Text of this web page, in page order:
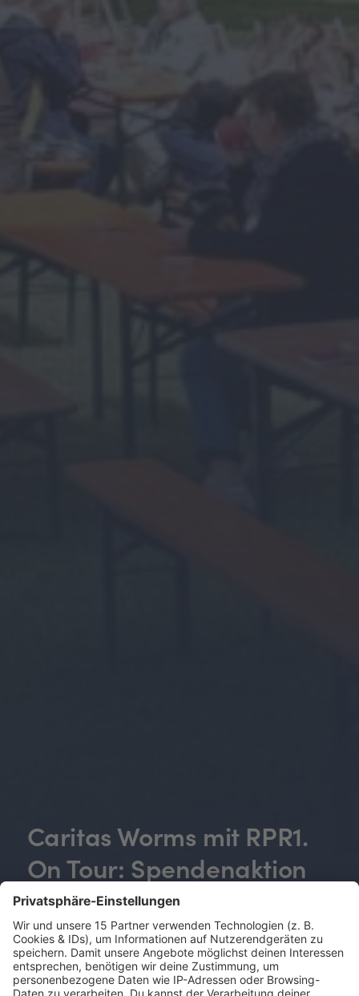
Caritas Worms mit RPR1.
On Tour: Spendenaktion
mit Radio-Power
Eingestellt in Einrichtung und Events